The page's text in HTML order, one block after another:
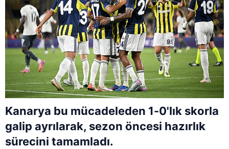
Kanarya bu mücadeleden 1-0'lık skorla
galip ayrılarak, sezon öncesi hazırlık
sürecini tamamladı.